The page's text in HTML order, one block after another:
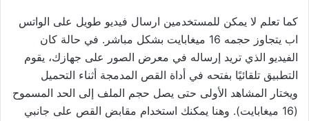
كما تعلم لا يمكن للمستخدمين ارسال فيديو طويل على الواتس
اب يتجاوز حجمه 16 ميغابايت بشكل مباشر. في حالة كان
الفيديو الذي تريد إرساله في معرض الصور على جهازك، يقوم
التطبيق تلقائيًا بفتحه في أداة القص المدمجة أثناء التحميل
ويختار المشاهد الأولى حتى يصل حجم الملف إلى الحد المسموح
(16 ميغابايت). وهنا يمكنك استخدام مقابض القص على جانبي